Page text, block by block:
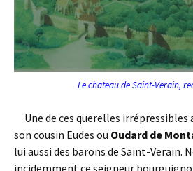
Le chateau de Saint-Verain,
Une de ces querelles irrépressibles
son cousin Eudes ou Oudard de
lui aussi des barons de Saint-Verain.
incidemment ce seigneur